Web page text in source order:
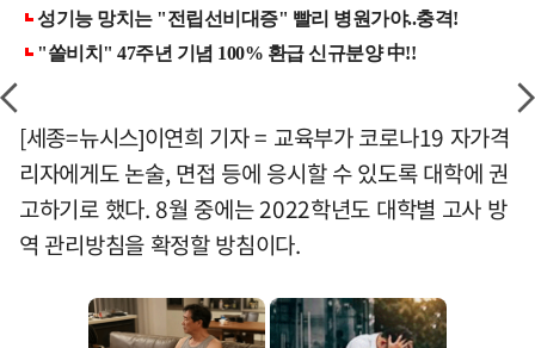
[세종=뉴시스]이연희 기자 = 교육부가 코로나19 자가격
리자에게도 논술, 면접 등에 응시할 수 있도록 대학에 권
고하기로 했다. 8월 중에는 2022학년도 대학별 고사 방
역 관리방침을 확정할 방침이다.